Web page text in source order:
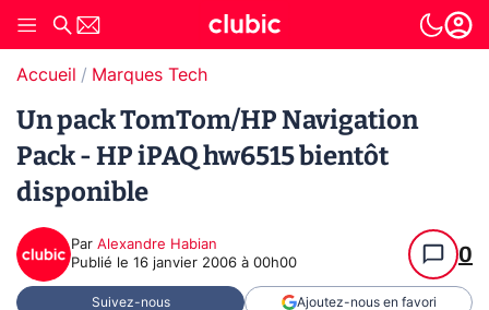
Accueil Marques Tech
Un pack TomTom/HP Navigation
Pack - HP iPAQ hw6515 bientôt
disponible
Par Alexandre Habian
Publié le 16 janvier 2006 à 00h00 0
Suivez-nous Ajoutez-nous en favori